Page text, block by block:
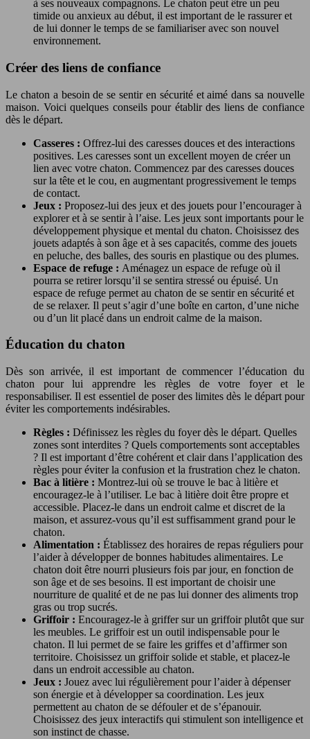
à ses nouveaux compagnons. Le chaton peut être un peu
timide ou anxieux au début, il est important de le rassurer et
de lui donner le temps de se familiariser avec son nouvel
environnement.
Créer des liens de confiance
Le chaton a besoin de se sentir en sécurité et aimé dans sa nouvelle
maison. Voici quelques conseils pour établir des liens de confiance
dès le départ.
Casseres : Offrez-lui des caresses douces et des interactions
positives. Les caresses sont un excellent moyen de créer un
lien avec votre chaton. Commencez par des caresses douces
sur la tête et le cou, en augmentant progressivement le temps
de contact.
Jeux : Proposez-lui des jeux et des jouets pour l’encourager à
explorer et à se sentir à l’aise. Les jeux sont importants pour le
développement physique et mental du chaton. Choisissez des
jouets adaptés à son âge et à ses capacités, comme des jouets
en peluche, des balles, des souris en plastique ou des plumes.
Espace de refuge : Aménagez un espace de refuge où il
pourra se retirer lorsqu’il se sentira stressé ou épuisé. Un
espace de refuge permet au chaton de se sentir en sécurité et
de se relaxer. Il peut s’agir d’une boîte en carton, d’une niche
ou d’un lit placé dans un endroit calme de la maison.
Éducation du chaton
Dès son arrivée, il est important de commencer l’éducation du
chaton pour lui apprendre les règles de votre foyer et le
responsabiliser. Il est essentiel de poser des limites dès le départ pour
éviter les comportements indésirables.
Règles : Définissez les règles du foyer dès le départ. Quelles
zones sont interdites ? Quels comportements sont acceptables
? Il est important d’être cohérent et clair dans l’application des
règles pour éviter la confusion et la frustration chez le chaton.
Bac à litière : Montrez-lui où se trouve le bac à litière et
encouragez-le à l’utiliser. Le bac à litière doit être propre et
accessible. Placez-le dans un endroit calme et discret de la
maison, et assurez-vous qu’il est suffisamment grand pour le
chaton.
Alimentation : Établissez des horaires de repas réguliers pour
l’aider à développer de bonnes habitudes alimentaires. Le
chaton doit être nourri plusieurs fois par jour, en fonction de
son âge et de ses besoins. Il est important de choisir une
nourriture de qualité et de ne pas lui donner des aliments trop
gras ou trop sucrés.
Griffoir : Encouragez-le à griffer sur un griffoir plutôt que sur
les meubles. Le griffoir est un outil indispensable pour le
chaton. Il lui permet de se faire les griffes et d’affirmer son
territoire. Choisissez un griffoir solide et stable, et placez-le
dans un endroit accessible au chaton.
Jeux : Jouez avec lui régulièrement pour l’aider à dépenser
son énergie et à développer sa coordination. Les jeux
permettent au chaton de se défouler et de s’épanouir.
Choisissez des jeux interactifs qui stimulent son intelligence et
son instinct de chasse.